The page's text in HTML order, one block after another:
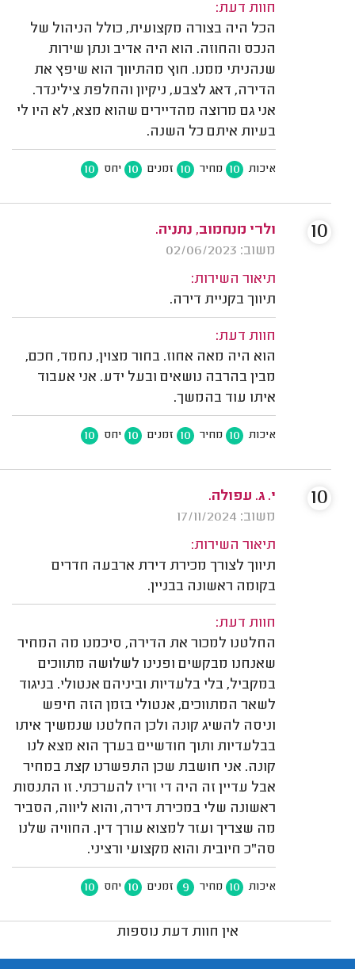
חוות דעת:
הכל היה בצורה מקצועית, כולל הניהול של
הנכס והחוזה. הוא היה אדיב ונתן שירות
שנהניתי ממנו. חוץ מהתיווך הוא שיפץ את
הדירה, דאג לצבע, ניקיון והחלפת צילינדר.
אני גם מרוצה מהדיירים שהוא מצא, לא היו לי
בעיות איתם כל השנה.
איכות 10 מחיר 10 זמנים 10 יחס 10
ולרי מנחמוב, נתניה.
משוב: 02/06/2023
תיאור השירות:
תיווך בקניית דירה.
חוות דעת:
הוא היה מאה אחוז. בחור מצוין, נחמד, חכם,
מבין בהרבה נושאים ובעל ידע. אני אעבוד
איתו עוד בהמשך.
איכות 10 מחיר 10 זמנים 10 יחס 10
10
י. ג. עפולה.
משוב: 17/11/2024
תיאור השירות:
תיווך לצורך מכירת דירת ארבעה חדרים
בקומה ראשונה בבניין.
חוות דעת:
החלטנו למכור את הדירה, סיכמנו מה המחיר
שאנחנו מבקשים ופנינו לשלושה מתווכים
במקביל, בלי בלעדיות וביניהם אנטולי. בניגוד
לשאר המתווכים, אנטולי בזמן הזה חיפש
וניסה להשיג קונה ולכן החלטנו שנמשיך איתו
בבלעדיות ותוך חודשיים בערך הוא מצא לנו
קונה. אני חושבת שכן התפשרנו קצת במחיר
אבל עדיין זה היה די זריז להערכתי. זו התנסות
ראשונה שלי במכירת דירה, והוא ליווה, הסביר
מה שצריך ועזר למצוא עורך דין. החוויה שלנו
סה"כ חיובית והוא מקצועי ורציני.
איכות 10 מחיר 9 זמנים 10 יחס 10
10
אין חוות דעת נוספות